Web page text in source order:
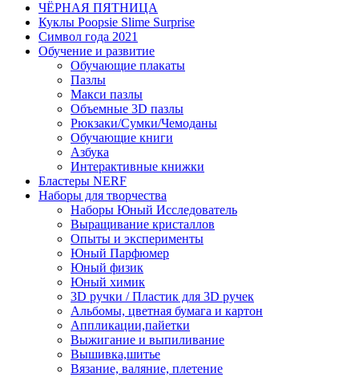
ЧЁРНАЯ ПЯТНИЦА
Куклы Poopsie Slime Surprise
Символ года 2021
Обучение и развитие
Обучающие плакаты
Пазлы
Макси пазлы
Объемные 3D пазлы
Рюкзаки/Сумки/Чемоданы
Обучающие книги
Азбука
Интерактивные книжки
Бластеры NERF
Наборы для творчества
Наборы Юный Исследователь
Выращивание кристаллов
Опыты и эксперименты
Юный Парфюмер
Юный физик
Юный химик
3D ручки / Пластик для 3D ручек
Альбомы, цветная бумага и картон
Аппликации,пайетки
Выжигание и выпиливание
Вышивка,шитье
Вязание, валяние, плетение